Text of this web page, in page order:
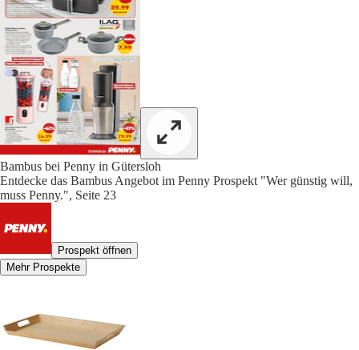
Bambus bei Penny in Gütersloh
Entdecke das Bambus Angebot im Penny Prospekt "Wer günstig will,
muss Penny.", Seite 23
Prospekt öffnen
Mehr Prospekte